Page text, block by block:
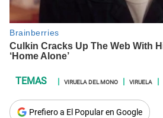
VIRUELA DEL MONO VIRUELA
Prefiero a El Popular en Google